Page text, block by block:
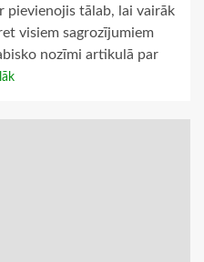
pievienojis tālab, lai vairāk
visiem sagrozījumiem
nozīmi artikulā par